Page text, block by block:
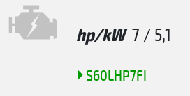
hp/kW 7 / 5,1
S60LHP7FI